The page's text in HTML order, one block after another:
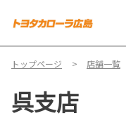
トップページ 店舗一覧
呉支店